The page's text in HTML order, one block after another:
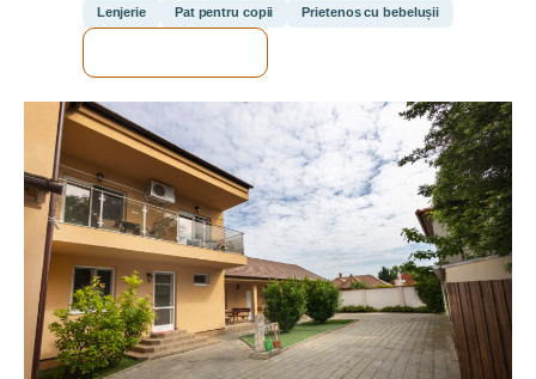
Lenjerie Pat pentru copii Prietenos cu bebelușii